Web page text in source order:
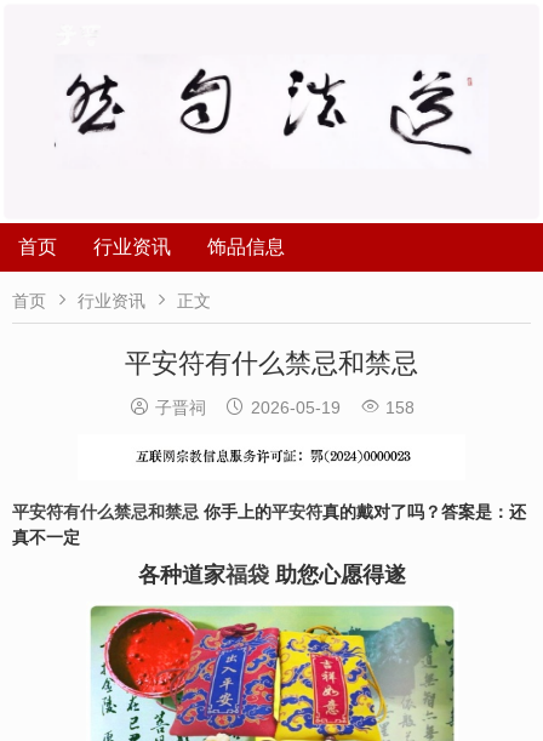
首页 行业资讯 饰品信息
首页  行业资讯  正文
平安符有什么禁忌和禁忌
 子晋祠  2026-05-19  158
平安符有什么禁忌和禁忌 你手上的平安符真的戴对了吗？答案是：还
真不一定
各种道家福袋助您心愿得遂